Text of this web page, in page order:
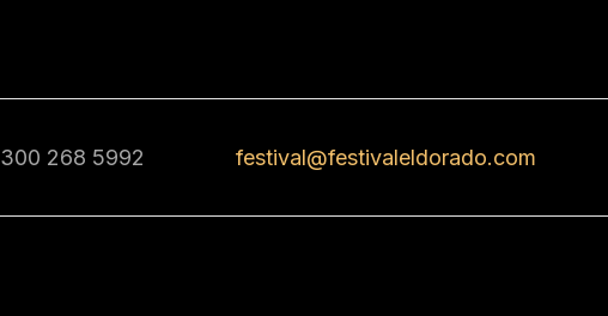
300 268 5992 festival@festivaleldorado.com